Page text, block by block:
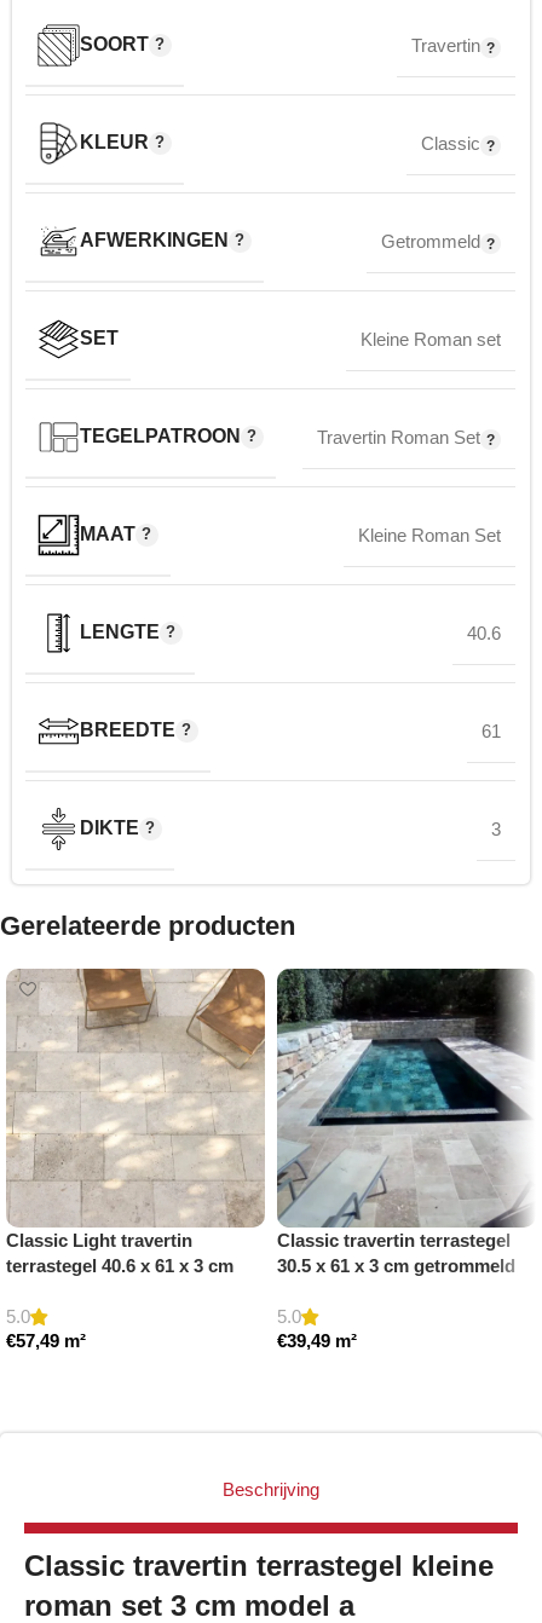
SOORT Travertin
KLEUR Classic
AFWERKINGEN Getrommeld
SET Kleine Roman set
TEGELPATROON Travertin Roman Set
MAAT Kleine Roman Set
LENGTE 40.6
BREEDTE 61
DIKTE 3
Gerelateerde producten
Classic Light travertin
terrastegel 40.6 x 61 x 3 cm
5.0
€57,49 m²
Classic travertin terrastegel
30.5 x 61 x 3 cm getrommeld
5.0
€39,49 m²
Beschrijving
Classic travertin terrastegel kleine
roman set 3 cm model a